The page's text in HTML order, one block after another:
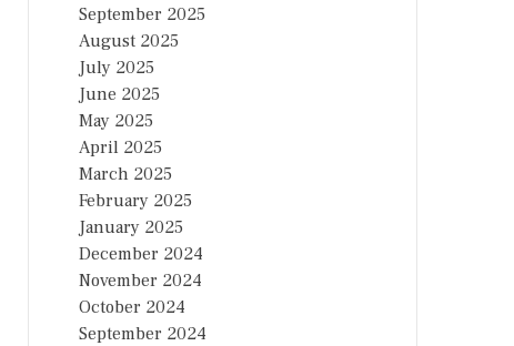
September 2025
August 2025
July 2025
June 2025
May 2025
April 2025
March 2025
February 2025
January 2025
December 2024
November 2024
October 2024
September 2024